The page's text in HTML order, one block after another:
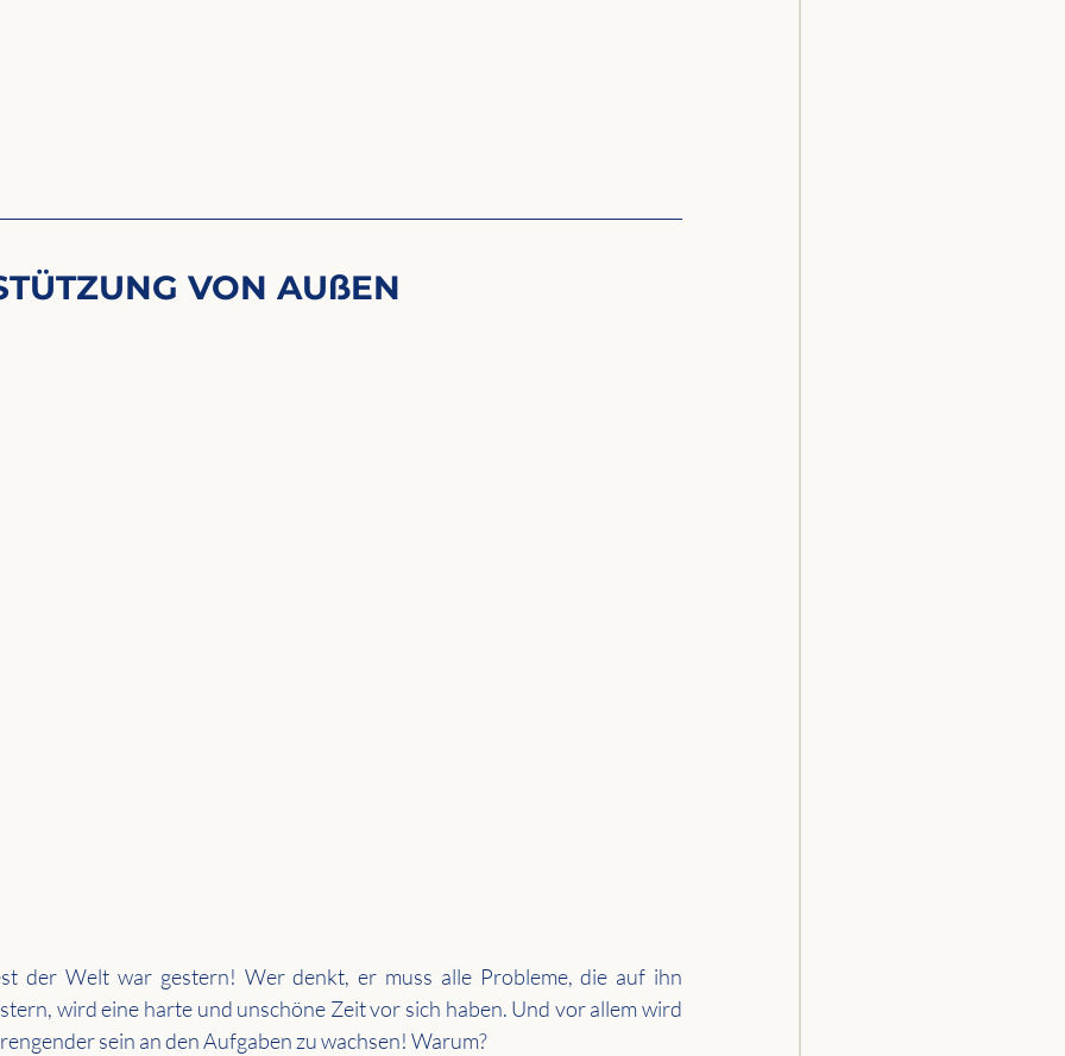
VON AUßEN
der Welt war gestern! Wer denkt, er muss alle Probleme, die auf ihn
wird eine harte und unschöne Zeit vor sich haben. Und vor allem wird
sein an den Aufgaben zu wachsen! Warum?